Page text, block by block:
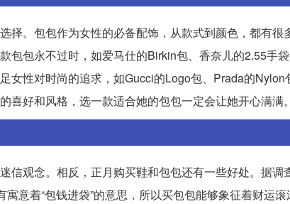
择。包包作为女性的必备配饰，从款式到颜色，都有很
包包永不过时，如爱马仕的Birkin包、香奈儿的2.55手
女性对时尚的追求，如Gucci的Logo包、Prada的
喜好和风格，选一款适合她的包包一定会让她开心满满。
信观念。相反，正月购买鞋和包包还有一些好处。据
意着“包钱进袋”的意思，所以买包包能够象征着财运滚